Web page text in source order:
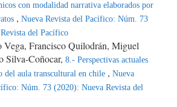
con modalidad narrativa elaborados por
, Nueva Revista del Pacífico: Núm. 73
del Pacífico
Vega, Francisco Quilodrán, Miguel
Silva-Coñocar, 8.- Perspectivas actuales
del aula transcultural en chile , Nueva
Núm. 73 (2020): Nueva Revista del